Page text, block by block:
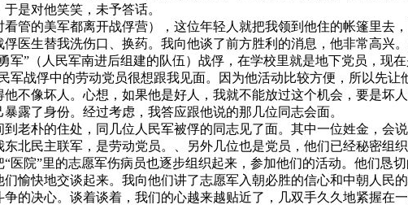
是对他笑笑，未予答话。
管的美军都离开战俘营），这位年轻人就把我领到他住的帐篷里去
医生替我洗伤口、换药。我向他谈了前方胜利的消息，他非常高兴
军”（人民军南进后组建的队伍）战俘，在学校里就是地下党员，现在
军战俘中的劳动党员很想跟我见面。因为他活动比较方便，所以先让
不像坏人。心想，如果他是好人，我就不能放过这个机会，要是坏
露了身份。经过考虑，我答应跟他说的那几位同志会面。
老朴的住处，同几位人民军被俘的同志见了面。其中一位姓金，会
北民主联军，是劳动党员。、另外几位也是党员，他们已经秘密组织
医院”里的志愿军伤病员也逐步组织起来，参加他们的活动。他们恳切
愉快地交谈起来。我向他们讲了志愿军入朝必胜的信心和中朝人民
的决心。谈着谈着，我们的心越来越贴近了，几双手久久地紧握在